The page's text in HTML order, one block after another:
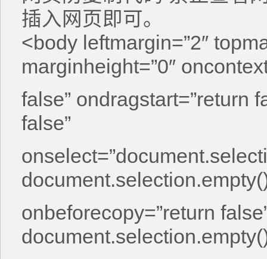
插入网页即可。
<body leftmargin=”2″
marginheight=”0″
false” ondragstart=”return
false”
onbeforecopy=”return